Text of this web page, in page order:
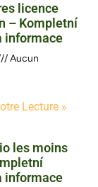
licence
– Kompletní
informace
Aucun
Lecture »
les moins
informace